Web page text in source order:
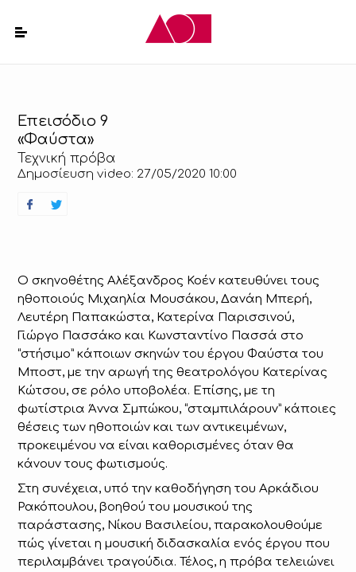
Επεισόδιο 9
«Φαύστα»
Τεχνική πρόβα
Δημοσίευση video: 27/05/2020 10:00
Ο σκηνοθέτης Αλέξανδρος Κοέν κατευθύνει τους
ηθοποιούς Μιχαηλία Μουσάκου, Δανάη Μπερή,
Λευτέρη Παπακώστα, Κατερίνα Παρισσινού,
Γιώργο Πασσάκο και Κωνσταντίνο Πασσά στο
“στήσιμο” κάποιων σκηνών του έργου Φαύστα του
Μποστ, με την αρωγή της θεατρολόγου Κατερίνας
Κώτσου, σε ρόλο υποβολέα. Επίσης, με τη
φωτίστρια Άννα Σμπώκου, “σταμπιλάρουν” κάποιες
θέσεις των ηθοποιών και των αντικειμένων,
προκειμένου να είναι καθορισμένες όταν θα
κάνουν τους φωτισμούς.
Στη συνέχεια, υπό την καθοδήγηση του Αρκάδιου
Ρακόπουλου, βοηθού του μουσικού της
παράστασης, Νίκου Βασιλείου, παρακολουθούμε
πώς γίνεται η μουσική διδασκαλία ενός έργου που
περιλαμβάνει τραγούδια. Τέλος, η πρόβα τελειώνει